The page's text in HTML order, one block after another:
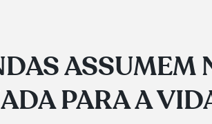
ASSUMEM
PARA A